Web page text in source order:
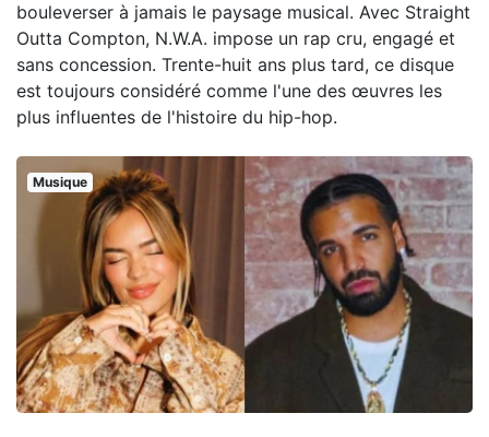
bouleverser à jamais le paysage musical. Avec Straight
Outta Compton, N.W.A. impose un rap cru, engagé et
sans concession. Trente-huit ans plus tard, ce disque
est toujours considéré comme l'une des œuvres les
plus influentes de l'histoire du hip-hop.
Musique